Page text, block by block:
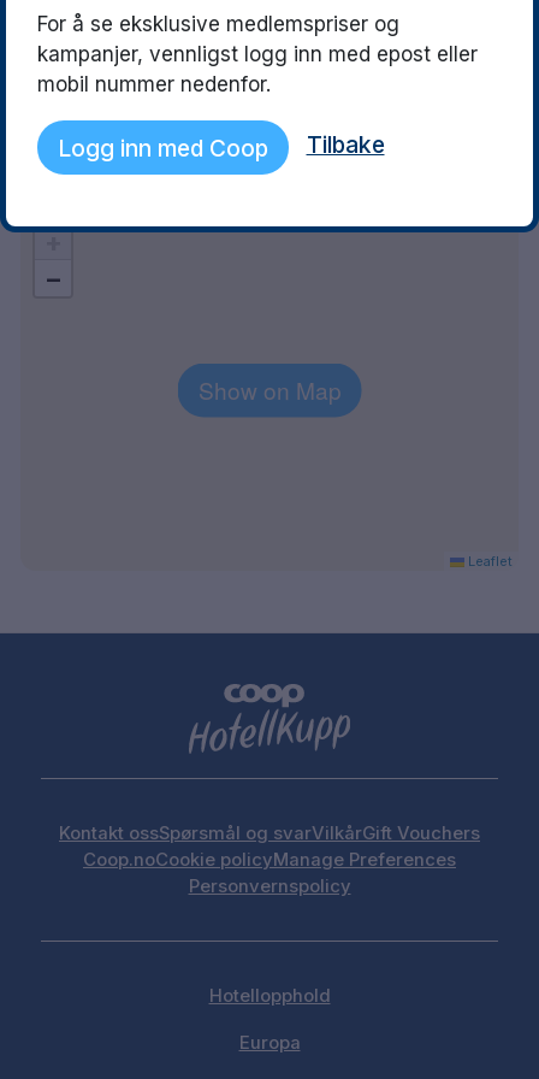
26 November 2025
Trivsamt hotell
Sköna sängar och
Show on Map
+
−
Leaflet
For å se eksklusive medlemspriser og
kampanjer, vennligst logg inn med epost eller
mobil nummer nedenfor.
Logg inn med Coop Tilbake
Kontakt ossSpørsmål og svarVilkårGift Vouchers
Coop.noCookie policyManage Preferences
Personvernspolicy
Hotellopphold
Europa